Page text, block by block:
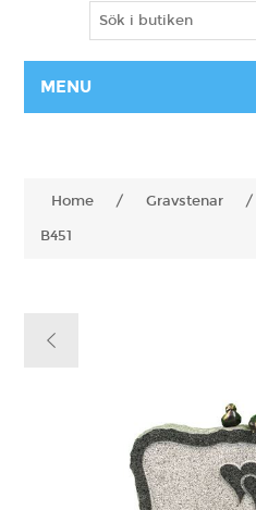
MENU
Home / Gravstenar /
B451